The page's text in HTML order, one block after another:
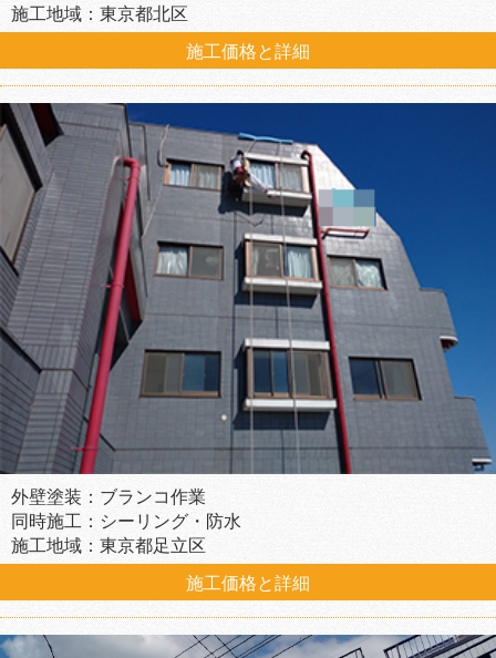
施工地域：東京都北区
施工価格と詳細
外壁塗装：ブランコ作業
同時施工：シーリング・防水
施工地域：東京都足立区
施工価格と詳細